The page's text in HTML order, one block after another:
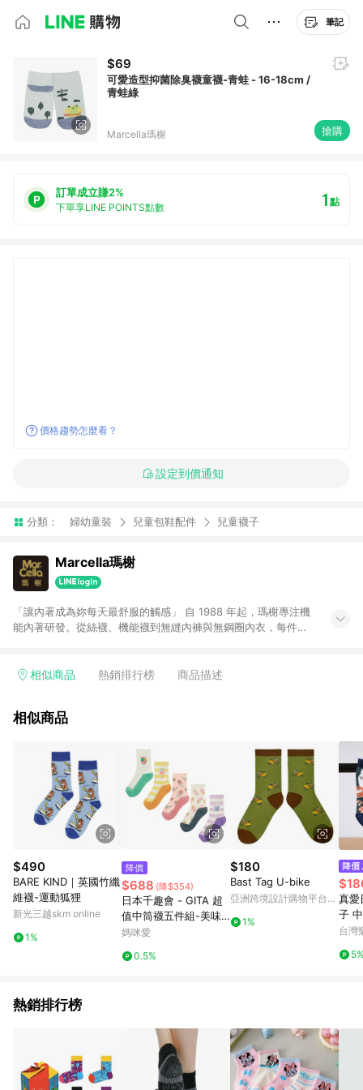
筆記
$69
可愛造型抑菌除臭襪童襪-青蛙 - 16-18cm /
青蛙綠
Marcella瑪榭 搶購
訂單成立賺2%
下單享LINE POINTS點數 1點
價格趨勢怎麼看？
設定到價通知
分類： 婦幼童裝 兒童包鞋配件 兒童襪子
Marcella瑪榭
「讓內著成為妳每天最舒服的觸感」 自 1988 年起，瑪榭專注機
能內著研發。從絲襪、機能襪到無縫內褲與無鋼圈內衣，每件都
衣｜承托升級 × 深度包覆 • 肌乎無感內褲｜0.3mm 超輕薄、不
一瀏覽器 24 小時內完成結帳。點數將於廠商出貨後 60 天發放。
相似商品 熱銷排行榜 商品描述
相似商品
$490
BARE KIND｜英國竹纖
維襪-運動狐狸
新光三越skm online
1%
降價
$688 (降$354)
日本千趣會 - GITA 超
值中筒襪五件組-美味
甜食
媽咪愛
0.5%
$180
Bast Tag U-bike
亞洲跨境設計購物平台
1%
真愛
子
兒童
力
台灣
熱銷排行榜